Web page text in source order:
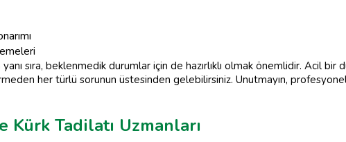
yanı sıra, beklenmedik durumlar için de hazırlıklı olmak önemlidir. Acil bir
her türlü sorunun üstesinden gelebilirsiniz. Unutmayın,
Kürk Tadilatı Uzmanları